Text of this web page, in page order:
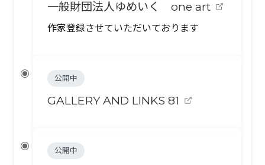
一般財団法人ゆめいく one art
作家登録させていただいております
公開中
GALLERY AND LINKS 81
公開中